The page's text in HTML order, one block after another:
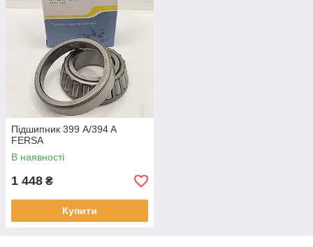
Підшипник 399 A/394 A
FERSA
В наявності
1 448 ₴
Купити